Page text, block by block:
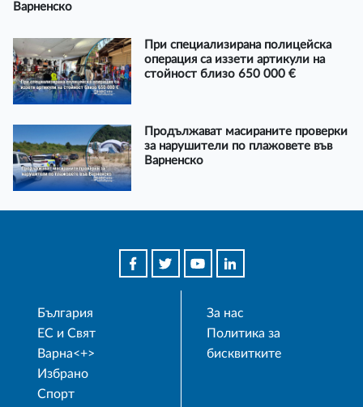
Варненско
При специализирана полицейска
операция са иззети артикули на
стойност близо 650 000 €
Продължават масираните проверки
за нарушители по плажовете във
Варненско
България
ЕС и Свят
Варна<+>
Избрано
Спорт
За нас
Политика за
бисквитките